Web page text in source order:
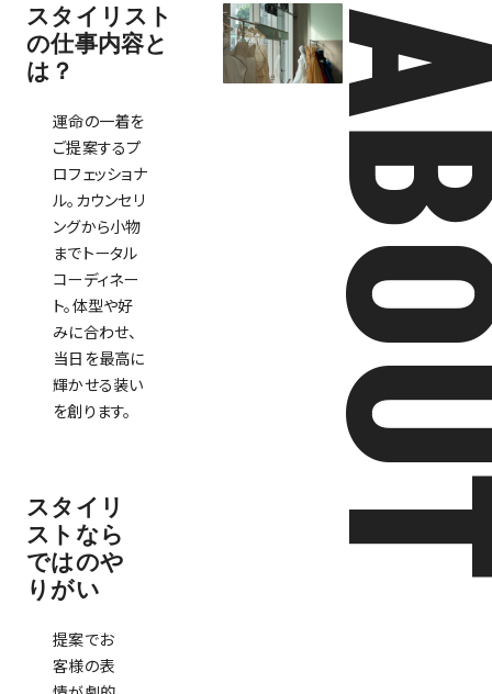
スタイリスト
の仕事内容と
は？
運命の一着を
ご提案するプ
ロフェッショナ
ル。カウンセリ
ングから小物
までトータル
コーディネー
ト。体型や好
みに合わせ、
当日を最高に
輝かせる装い
を創ります。
スタイリ
ストなら
ではのや
りがい
提案でお
客様の表